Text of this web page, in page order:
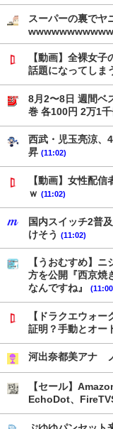
スーパーの裏でヤ
wwwwwwwwwww
【動画】全裸女
話題になってしま
8月2〜8日 週間ベ
巻 各100円 2万1
西武・児玉亮涼、
昇 (11:02)
【動画】女性配
ｗ (11:02)
国内スイッチ2普
けそう (11:02)
【うおむすめ】
方を公開『西京焼
なんですね』
【ドラクエウォ
証明？手動とオー
河出奈都美アナ
【セール】
EchoDot、